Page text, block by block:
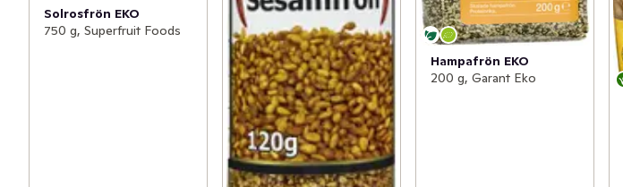
Solrosfrön EKO
750 g, Superfruit Foods
Hampafrön EKO
200 g, Garant Eko